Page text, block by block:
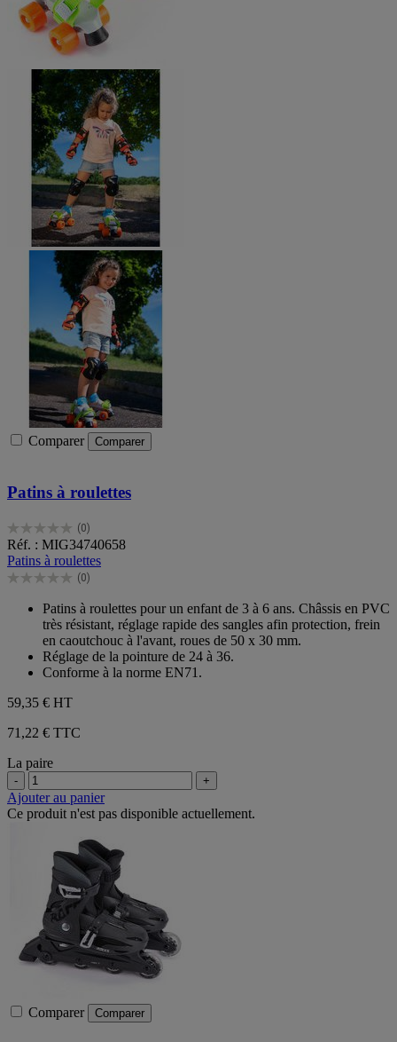
Comparer Comparer
Patins à roulettes
(0)
0.0
sur
5
étoiles.
Réf. : MIG34740658
Patins à roulettes
(0)
0.0
étoiles.
Patins à roulettes pour un enfant de 3 à 6 ans. Châssis en PVC
très résistant, réglage rapide des sangles afin protection, frein
en caoutchouc à l'avant, roues de 50 x 30 mm.
Réglage de la pointure de 24 à 36.
Conforme à la norme EN71.
59,35 € HT
71,22 € TTC
La paire
- +
Ajouter au panier
Ce produit n'est pas disponible actuellement.
Comparer Comparer